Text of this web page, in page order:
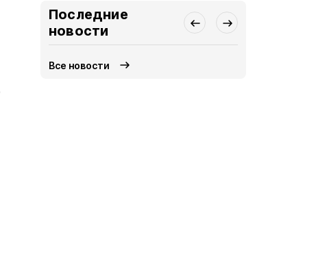
Последние
новости
Все новости